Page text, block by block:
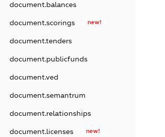
document.balances
document.scorings new!
document.tenders
document.publicfunds
document.ved
document.semantrum
document.relationships
document.licenses new!